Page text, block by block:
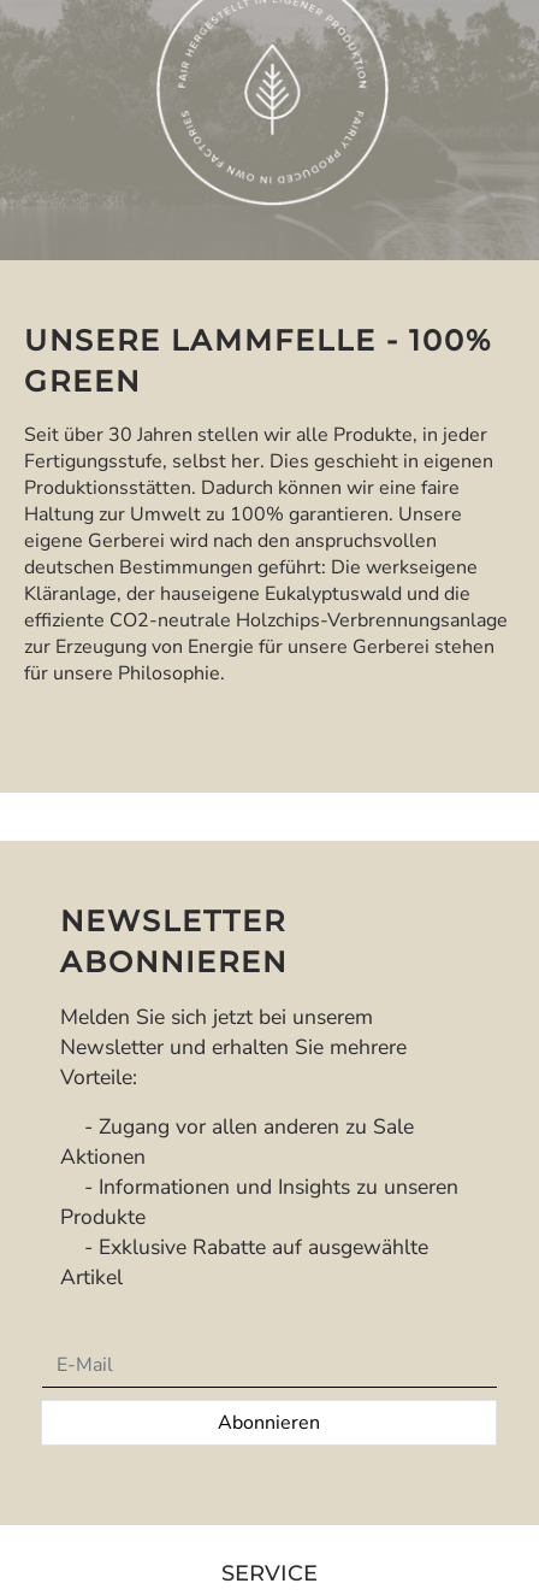
UNSERE LAMMFELLE - 100%
GREEN
Seit über 30 Jahren stellen wir alle Produkte, in jeder
Fertigungsstufe, selbst her. Dies geschieht in eigenen
Produktionsstätten. Dadurch können wir eine faire
Haltung zur Umwelt zu 100% garantieren. Unsere
eigene Gerberei wird nach den anspruchsvollen
deutschen Bestimmungen geführt: Die werkseigene
Kläranlage, der hauseigene Eukalyptuswald und die
effiziente CO2-neutrale Holzchips-Verbrennungsanlage
zur Erzeugung von Energie für unsere Gerberei stehen
für unsere Philosophie.
NEWSLETTER
ABONNIEREN
Melden Sie sich jetzt bei unserem
Newsletter und erhalten Sie mehrere
Vorteile:
- Zugang vor allen anderen zu Sale
Aktionen
- Informationen und Insights zu unseren
Produkte
- Exklusive Rabatte auf ausgewählte
Artikel
Newsletter
Abonnieren
SERVICE